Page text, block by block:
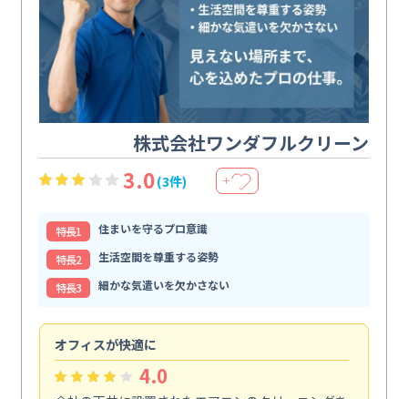
株式会社ワンダフルクリーン
3.0(3件) ＋
特⻑1
住まいを守るプロ意識
特⻑2
生活空間を尊重する姿勢
特⻑3
細かな気遣いを欠かさない
オフィスが快適に
4.0